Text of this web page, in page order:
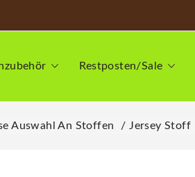
Restposten/Sale
Auswahl An Stoffen Jersey Stoff